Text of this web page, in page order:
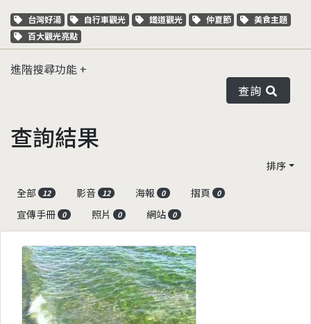
關鍵字標籤
台灣好湯 關鍵字標籤
自行車觀光 關鍵字標籤
鐵道觀光 關鍵字標籤
仲夏節 關鍵字標籤
美食主題
關鍵字標籤
百大觀光亮點
進階搜尋功能
查詢
查詢結果
排序
全部
12 影音 12 海報 0 摺頁 0
宣傳手冊 0 照片 0 網站 0